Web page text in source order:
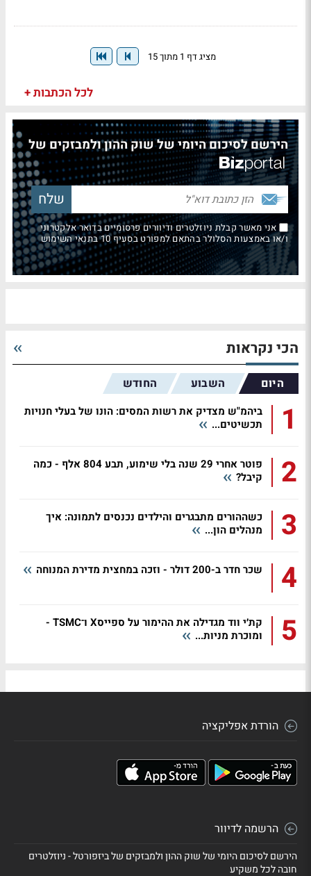
מציג דף 1 מתוך 15
לכל הכתבות +
הירשם לסיכום היומי של שוק ההון ולמבזקים של
אני מאשר קבלת ניוזלטרים ודיוורים פרסומיים בדואר אלקטרוני
ו/או באמצעות הסלולר בהתאם למפורט בסעיף 10 בתנאי השימוש
הכי נקראות
היום השבוע החודש
1
ביהמ"ש מצדיק את רשות המסים: הונו של בעלי חנויות
תכשיטים...
2
פוטר אחרי 29 שנה בלי שימוע, תבע 804 אלף - כמה
קיבל?
3
כשההורים מתבגרים והילדים נכנסים לתמונה: איך
מנהלים הון...
4 שכר חדר ב-200 דולר - וזכה במחצית מדירת המנוחה
5
קת׳י ווד מגדילה את ההימור על ספייסX ו־TSMC -
ומוכרת מניות...
הורדת אפליקציה
הרשמה לדיוור
הירשם לסיכום היומי של שוק ההון ולמבזקים של ביזפורטל - ניוזלטרים
חובה לכל משקיע